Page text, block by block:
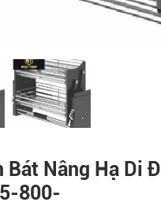
Bát Nâng Hạ Di
800-